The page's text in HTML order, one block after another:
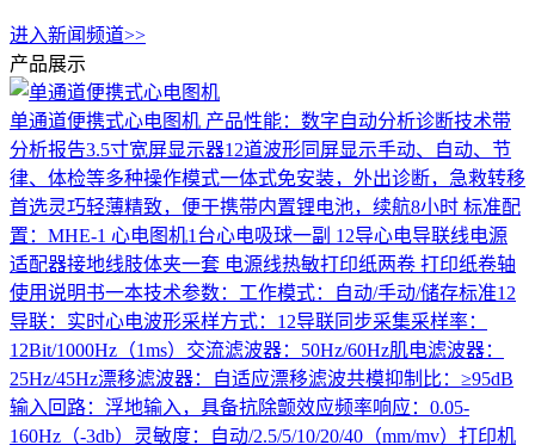
进入新闻频道>>
产品展示
单通道便携式心电图机 产品性能：数字自动分析诊断技术带
分析报告3.5寸宽屏显示器12道波形同屏显示手动、自动、节
律、体检等多种操作模式一体式免安装，外出诊断，急救转移
首选灵巧轻薄精致，便于携带内置锂电池，续航8小时 标准配
置：MHE-1 心电图机1台心电吸球一副 12导心电导联线电源
适配器接地线肢体夹一套 电源线热敏打印纸两卷 打印纸卷轴
使用说明书一本技术参数：工作模式：自动/手动/储存标准12
导联：实时心电波形采样方式：12导联同步采集采样率：
12Bit/1000Hz（1ms）交流滤波器：50Hz/60Hz肌电滤波器：
25Hz/45Hz漂移滤波器：自适应漂移滤波共模抑制比：≥95dB
输入回路：浮地输入，具备抗除颤效应频率响应：0.05-
160Hz（-3db）灵敏度：自动/2.5/5/10/20/40（mm/mv）打印机